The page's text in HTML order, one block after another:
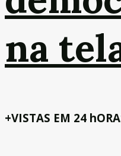
na
+VISTAS EM 24